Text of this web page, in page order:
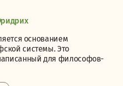
основанием
системы. Это
для философов-